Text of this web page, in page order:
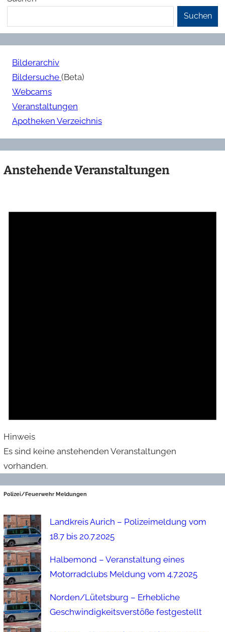
Suchen
Bilderarchiv
Bildersuche (Beta)
Webcams
Veranstaltungen
Apotheken Verzeichnis
Anstehende Veranstaltungen
Hinweis
Es sind keine anstehenden Veranstaltungen
vorhanden.
Polizei/Feuerwehr Meldungen
Landkreis Aurich – Polizeimeldung vom
18.7 bis 20.7.2025
Halbemond – Veranstaltung eines
Motorradclubs Meldung vom 4.7.2025
Norden/Lütetsburg – Erhebliche
Geschwindigkeitsverstöße festgestellt